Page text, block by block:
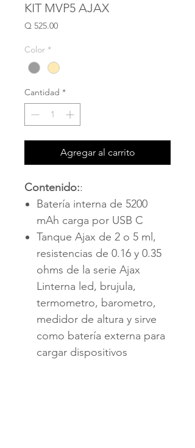
KIT MVP5 AJAX
Q 525.00Precio
Color *
Cantidad *
Agregar al carrito
Contenido::
Batería interna de 5200
mAh carga por USB C
Tanque Ajax de 2 o 5 ml,
resistencias de 0.16 y 0.35
ohms de la serie Ajax
Linterna led, brujula,
termometro, barometro,
medidor de altura y sirve
como batería externa para
cargar dispositivos